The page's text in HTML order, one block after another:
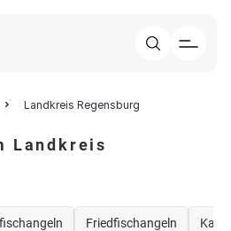
Landkreis Regensburg
Landkreis
Friedfischangeln